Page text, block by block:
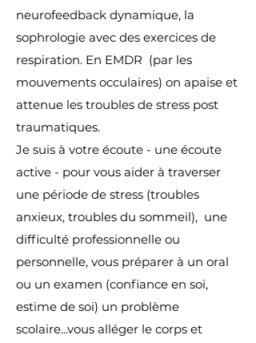
neurofeedback dynamique, la
sophrologie avec des exercices de
respiration. En EMDR (par les
mouvements occulaires) on apaise et
attenue les troubles de stress post
traumatiques.
Je suis à votre écoute - une écoute
active - pour vous aider à traverser
une période de stress (troubles
anxieux, troubles du sommeil), une
difficulté professionnelle ou
personnelle, vous préparer à un oral
ou un examen (confiance en soi,
estime de soi) un problème
scolaire...vous alléger le corps et